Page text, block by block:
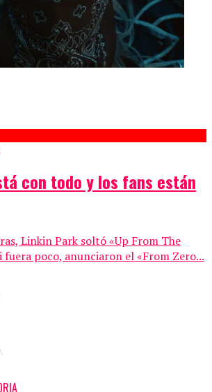
con todo y los fans están
Linkin Park soltó «Up From The
fuera poco, anunciaron el «From Zero...